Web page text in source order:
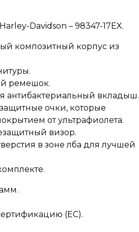
Davidson – 98347-17EX.
композитный корпус из
ремешок.
антибактериальный вкладыш.
очки, которые
от ультрафиолета.
визор.
в зоне лба для лучшей
(EC).